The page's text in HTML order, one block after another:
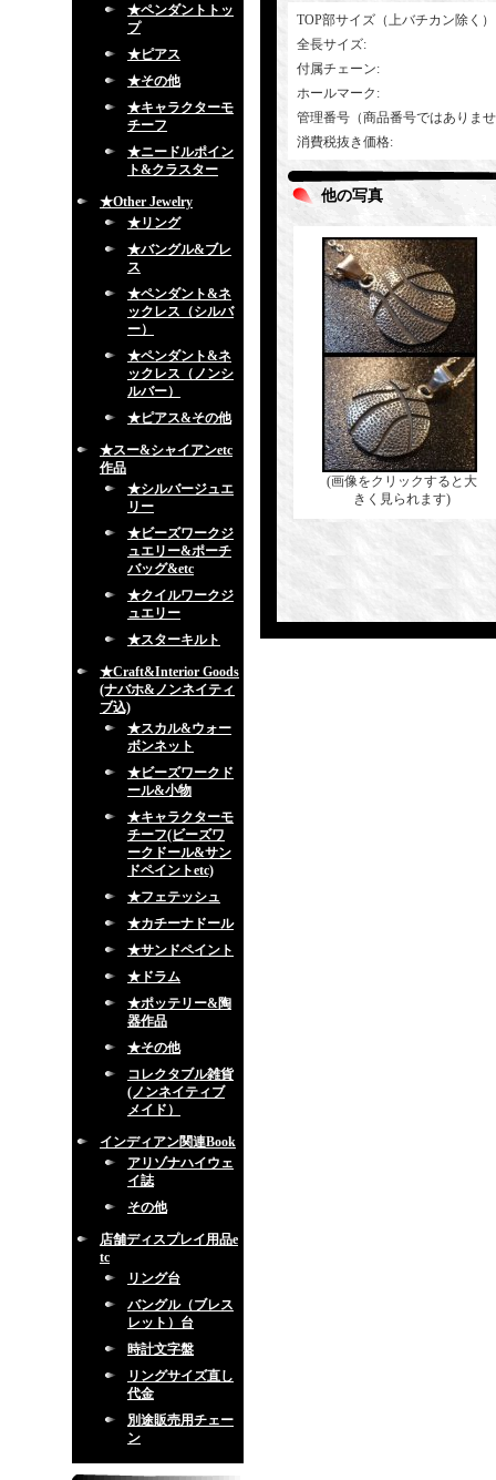
★ペンダントトッ
プ
★ピアス
★その他
★キャラクターモ
チーフ
★ニードルポイン
ト&クラスター
★Other Jewelry
★リング
★バングル&ブレ
ス
★ペンダント&ネ
ックレス（シルバ
ー）
★ペンダント&ネ
ックレス（ノンシ
ルバー）
★ピアス&その他
★スー&シャイアンetc
作品
★シルバージュエ
リー
★ビーズワークジ
ュエリー&ポーチ
バッグ&etc
★クイルワークジ
ュエリー
★スターキルト
★Craft&Interior Goods
(ナバホ&ノンネイティ
ブ込)
★スカル&ウォー
ボンネット
★ビーズワークド
ール&小物
★キャラクターモ
チーフ(ビーズワ
ークドール&サン
ドペイントetc)
★フェテッシュ
★カチーナドール
★サンドペイント
★ドラム
★ポッテリー&陶
器作品
★その他
コレクタブル雑貨
(ノンネイティブ
メイド）
インディアン関連Book
アリゾナハイウェ
イ誌
その他
店舗ディスプレイ用品e
tc
リング台
バングル（ブレス
レット）台
時計文字盤
リングサイズ直し
代金
別途販売用チェー
ン
TOP部サイズ（上バチカン除く）
全長サイズ:
付属チェーン:
ホールマーク :
管理番号（商品番号ではありま
消費税抜き価格:
他の写真
(画像をクリックすると大
きく見られます)